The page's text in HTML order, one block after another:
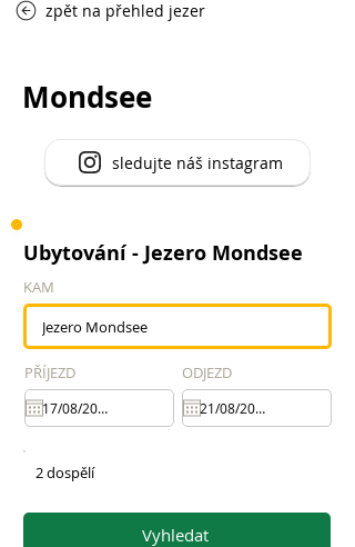
zpět na přehled jezer
Mondsee
sledujte náš instagram
Ubytování - Jezero Mondsee
KAM
PŘÍJEZD ODJEZD
2 dospělí
Vyhledat